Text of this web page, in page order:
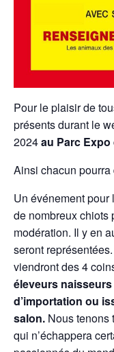
Pour le plaisir de
présents durant le
2024au Parc
Ainsi chacun
Un événement
de nombreux chiots
modération. Il y en
seront
viendront des 4
éleveurs
d’importation ou
salon. Nous tenons
qui n’échappera